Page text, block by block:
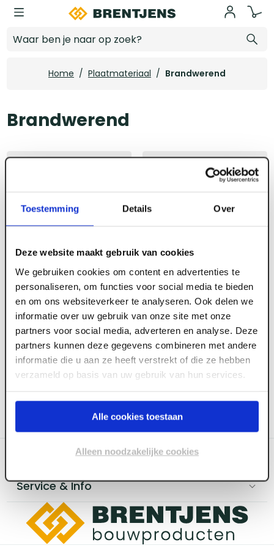
Toestemming Details Over
Deze website maakt gebruik van cookies
We gebruiken cookies om content en advertenties te
personaliseren, om functies voor social media te bieden
en om ons websiteverkeer te analyseren. Ook delen we
informatie over uw gebruik van onze site met onze
partners voor social media, adverteren en analyse. Deze
partners kunnen deze gegevens combineren met andere
informatie die u aan ze heeft verstrekt of die ze hebben
verzameld op basis van uw gebruik van hun services.
Alle cookies toestaan
Alleen noodzakelijke cookies
Ga naar hoofdinhoud
Home / Plaatmateriaal / Brandwerend
Brandwerend
Categoriëen
Service & Info